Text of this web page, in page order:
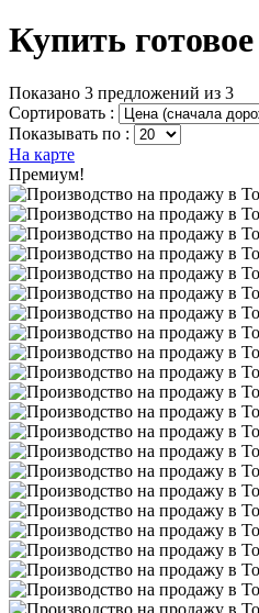
Купить
Показано 3 предложений из 3
Сортировать :
Показывать по :
На карте
Премиум!